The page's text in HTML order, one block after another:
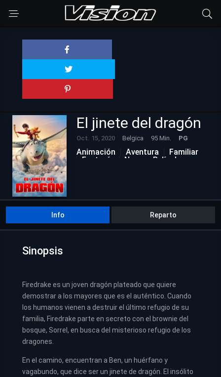
El jinete del dragón
Oct. 15, 2020 Belgica 95 Min. PG
Animación Aventura
Familiar
Fantasía
Nuevas Películas
Info Reparto
Sinopsis
Firedrake es un joven dragón plateado que quiere
demostrar a los mayores que es el auténtico. Cuando
los humanos vienen a destruir el último refugio de su
familia, Firedrake parte en secreto con el brownie del
bosque, Sorrel, en busca del misterioso refugio de los
dragones.
En el camino, encuentran a Ben, un huérfano y
vagabundo, que dice ser un jinete de dragón. El insólito